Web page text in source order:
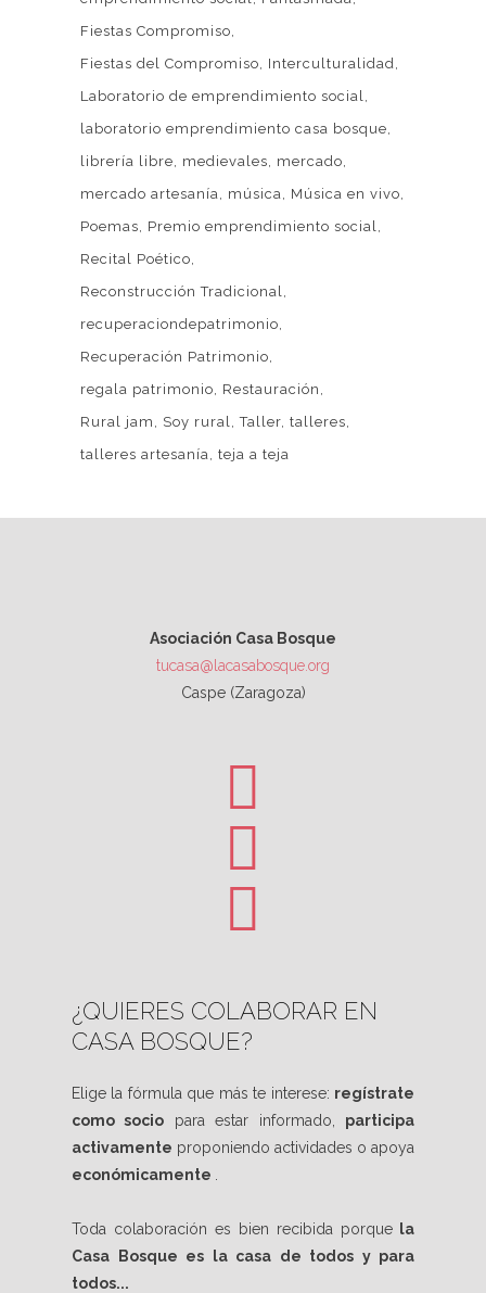
Fiestas Compromiso
Fiestas del Compromiso
Interculturalidad
Laboratorio de emprendimiento social
laboratorio emprendimiento casa bosque
librería libre
medievales
mercado
mercado artesanía
música
Música en vivo
Poemas
Premio emprendimiento social
Recital Poético
Reconstrucción Tradicional
recuperaciondepatrimonio
Recuperación Patrimonio
regala patrimonio
Restauración
Rural jam
Soy rural Taller talleres
talleres artesanía teja a teja
Asociación Casa Bosque
tucasa@lacasabosque.org
Caspe (Zaragoza)
¿QUIERES COLABORAR EN
CASA BOSQUE?
Elige la fórmula que más te interese: regístrate
como socio para estar informado, participa
activamente proponiendo actividades o apoya
económicamente
Toda colaboración es bien recibida porque la
Casa Bosque es la casa de todos y para
todos...